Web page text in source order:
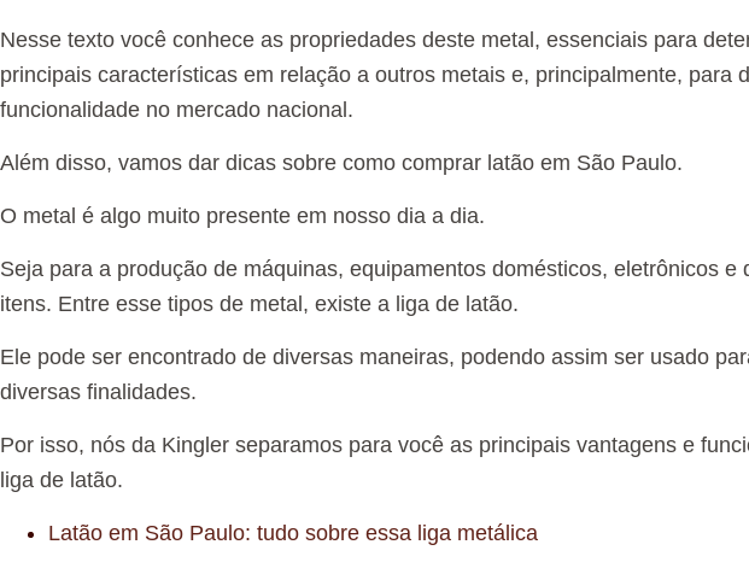
Nesse texto você conhece as propriedades deste metal, essenciais para
principais características em relação a outros metais e, principalmente, para
funcionalidade no mercado nacional.
Além disso, vamos dar dicas sobre como comprar latão em São Paulo.
O metal é algo muito presente em nosso dia a dia.
Seja para a produção de máquinas, equipamentos domésticos, eletrônicos e
itens. Entre esse tipos de metal, existe a liga de latão.
Ele pode ser encontrado de diversas maneiras, podendo assim ser usado
diversas finalidades.
Por isso, nós da Kingler separamos para você as principais vantagens e
liga de latão.
Latão em São Paulo: tudo sobre essa liga metálica